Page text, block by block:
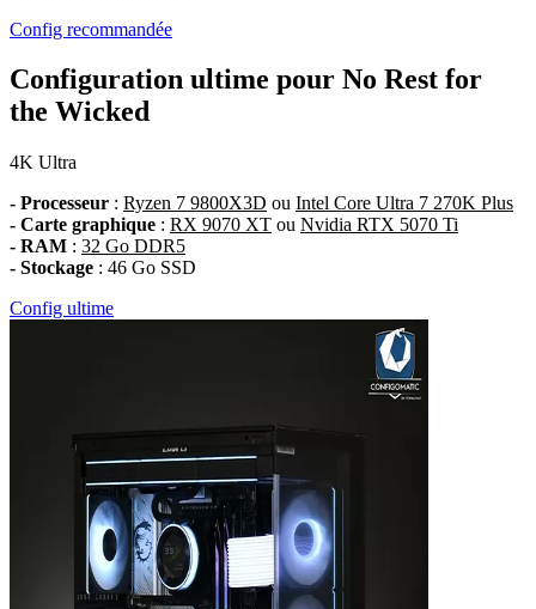
Config recommandée
Configuration ultime pour No Rest for
the Wicked
4K Ultra
- Processeur : Ryzen 7 9800X3D ou Intel Core Ultra 7 270K Plus
- Carte graphique : RX 9070 XT ou Nvidia RTX 5070 Ti
- RAM : 32 Go DDR5
- Stockage : 46 Go SSD
Config ultime